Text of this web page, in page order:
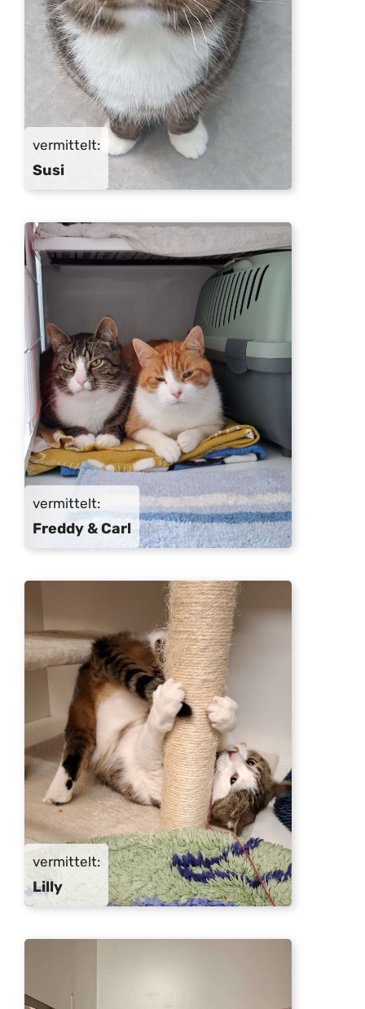
vermittelt:
Susi
vermittelt:
Freddy & Carl
vermittelt:
Lilly